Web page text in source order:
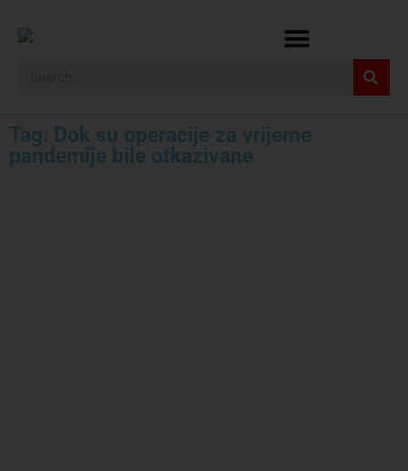
Tag: Dok su operacije za vrijeme
pandemije bile otkazivane